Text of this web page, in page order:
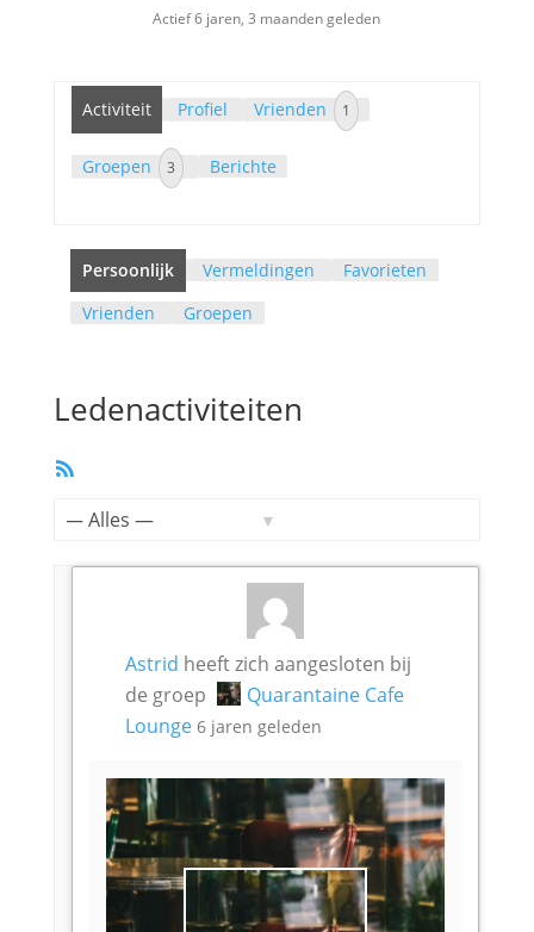
Actief 6 jaren, 3 maanden geleden
Activiteit Profiel Vrienden 1
Groepen 3 Berichte
Persoonlijk Vermeldingen
Favorieten
Vrienden
Groepen
Ledenactiviteiten
RSS
Astrid heeft zich aangesloten bij
de groep
Quarantaine Cafe
Lounge 6 jaren geleden